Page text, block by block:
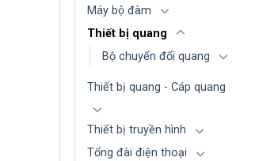
Máy bộ đàm
Thiết bị quang
Bộ chuyển đổi quang
Thiết bị quang - Cáp quang
Thiết bị truyền hình
Tổng đài điện thoại